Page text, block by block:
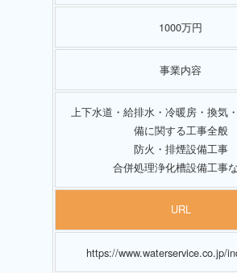
1000万円
事業内容
上下水道・給排水・冷暖房・換気
備に関する工事全般
防火・排煙設備工事
合併処理浄化槽設備工事
URL
https://www.waterservice.co.jp/